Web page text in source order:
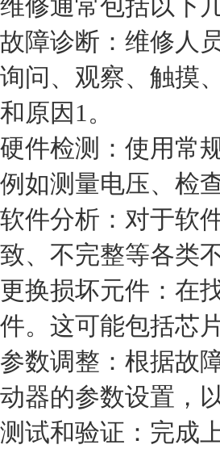
维修通常包括以下
故障诊断：维修人
询问、观察、触摸
和原因1。
硬件检测：使用常
例如测量电压、检
软件分析：对于软
致、不完整等各类
更换损坏元件：在
件。这可能包括芯
参数调整：根据故
动器的参数设置，
测试和验证：完成